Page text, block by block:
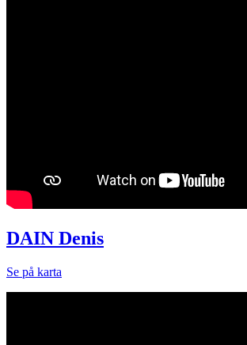
DAIN Denis
Se på karta